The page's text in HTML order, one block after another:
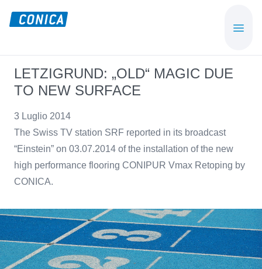
content
Functional
Flooring
Beläge
LETZIGRUND: „OLD“ MAGIC DUE
TO NEW SURFACE
3 Luglio 2014
The Swiss TV station SRF reported in its broadcast
“Einstein” on 03.07.2014 of the installation of the new
high performance flooring CONIPUR Vmax Retoping by
CONICA.